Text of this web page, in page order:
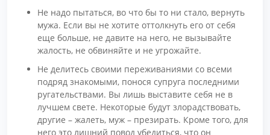
Не надо пытаться, во что бы то ни стало, вернуть
мужа. Если вы не хотите оттолкнуть его от себя
еще больше, не давите на него, не вызывайте
жалость, не обвиняйте и не угрожайте.
Не делитесь своими переживаниями со всеми
подряд знакомыми, понося супруга последними
ругательствами. Вы лишь выставите себя не в
лучшем свете. Некоторые будут злорадствовать,
другие – жалеть, муж – презирать. Кроме того, для
него это лишний повод убедиться, что он